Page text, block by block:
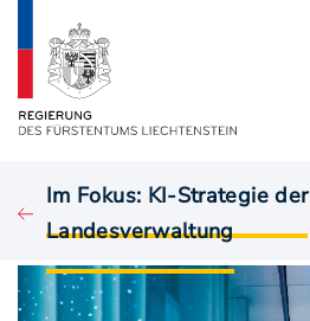
Im Fokus: KI-Strategie der
Landesverwaltung